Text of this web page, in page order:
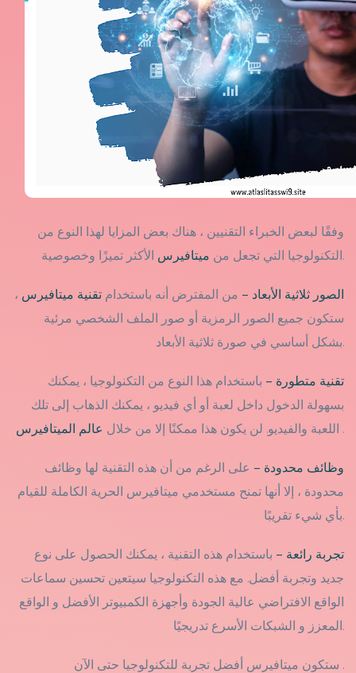
وفقًا لبعض الخبراء التقنيين ، هناك بعض المزايا لهذا النوع من
التكنولوجيا التي تجعل من ميتافيرس الأكثر تميزًا وخصوصية.
الصور ثلاثية الأبعاد – من المفترض أنه باستخدام تقنية ميتافيرس ،
ستكون جميع الصور الرمزية أو صور الملف الشخصي مرئية
بشكل أساسي في صورة ثلاثية الأبعاد.
تقنية متطورة – باستخدام هذا النوع من التكنولوجيا ، يمكنك
بسهولة الدخول داخل لعبة أو أي فيديو ، يمكنك الذهاب إلى تلك
اللعبة والفيديو. لن يكون هذا ممكنًا إلا من خلال عالم الميتافيرس .
وظائف محدودة – على الرغم من أن هذه التقنية لها وظائف
محدودة ، إلا أنها تمنح مستخدمي ميتافيرس الحرية الكاملة للقيام
بأي شيء تقريبًا.
تجربة رائعة – باستخدام هذه التقنية ، يمكنك الحصول على نوع
جديد وتجربة أفضل. مع هذه التكنولوجيا سيتعين تحسين سماعات
الواقع الافتراضي عالية الجودة وأجهزة الكمبيوتر الأفضل و الواقع
المعزز و الشبكات الأسرع تدريجيًا.
ستكون ميتافيرس أفضل تجربة للتكنولوجيا حتى الآن .